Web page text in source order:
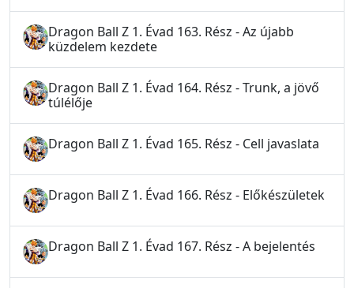
Dragon Ball Z 1. Évad 163. Rész - Az újabb
küzdelem kezdete
Dragon Ball Z 1. Évad 164. Rész - Trunk, a jövő
túlélője
Dragon Ball Z 1. Évad 165. Rész - Cell javaslata
Dragon Ball Z 1. Évad 166. Rész - Előkészületek
Dragon Ball Z 1. Évad 167. Rész - A bejelentés